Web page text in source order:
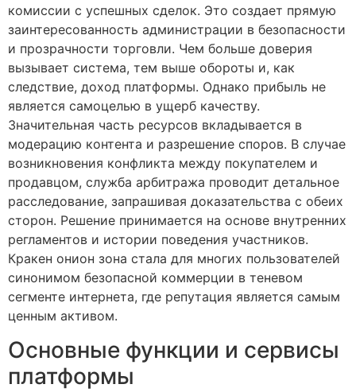
комиссии с успешных сделок. Это создает прямую
заинтересованность администрации в безопасности
и прозрачности торговли. Чем больше доверия
вызывает система, тем выше обороты и, как
следствие, доход платформы. Однако прибыль не
является самоцелью в ущерб качеству.
Значительная часть ресурсов вкладывается в
модерацию контента и разрешение споров. В случае
возникновения конфликта между покупателем и
продавцом, служба арбитража проводит детальное
расследование, запрашивая доказательства с обеих
сторон. Решение принимается на основе внутренних
регламентов и истории поведения участников.
Кракен онион зона стала для многих пользователей
синонимом безопасной коммерции в теневом
сегменте интернета, где репутация является самым
ценным активом.
Основные функции и сервисы
платформы